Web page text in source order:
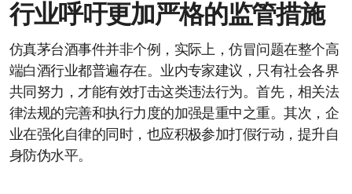
行业呼吁更加严格的监管措施
仿真茅台酒事件并非个例，实际上，仿冒问题在整个高
端白酒行业都普遍存在。业内专家建议，只有社会各界
共同努力，才能有效打击这类违法行为。首先，相关法
律法规的完善和执行力度的加强是重中之重。其次，企
业在强化自律的同时，也应积极参加打假行动，提升自
身防伪水平。